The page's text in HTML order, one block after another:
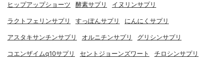
ヒップアップショーツ 酵素サプリ イヌリンサプリ
ラクトフェリンサプリ すっぽんサプリ にんにくサプリ
アスタキサンチンサプリ オルニチンサプリ グリシンサプリ
コエンザイムq10サプリ セントジョーンズワート チロシンサプリ